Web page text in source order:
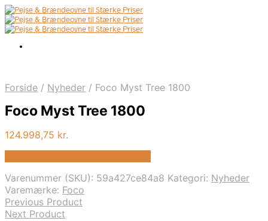
Forside / Nyheder / Foco Myst Tree 1800
Foco Myst Tree 1800
124.998,75 kr.
Varenummer (SKU): 59a427ce84a8 Kategori: Nyheder
Varemærke: Foco
Previous Product
Next Product